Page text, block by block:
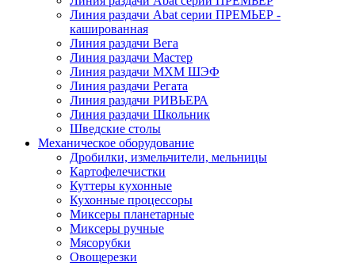
Линия раздачи Abat серии ПРЕМЬЕР -
кашированная
Линия раздачи Вега
Линия раздачи Мастер
Линия раздачи МХМ ШЭФ
Линия раздачи Регата
Линия раздачи РИВЬЕРА
Линия раздачи Школьник
Шведские столы
Механическое оборудование
Дробилки, измельчители, мельницы
Картофелечистки
Куттеры кухонные
Кухонные процессоры
Миксеры планетарные
Миксеры ручные
Мясорубки
Овощерезки